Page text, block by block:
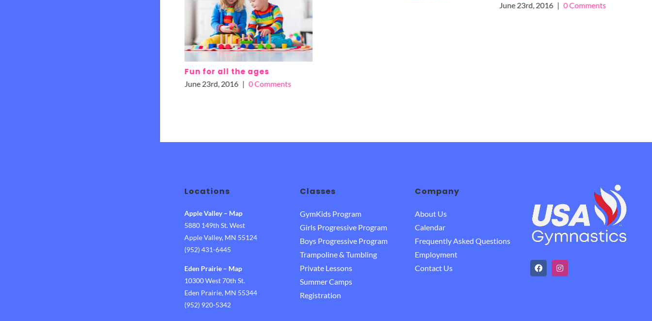
Fun for all the ages
June 23rd, 2016 | 0 Comments
June 23rd, 2016 | 0 Comments
Locations
Apple Valley– Map
5880 149th St. West
Apple Valley, MN 55124
(952) 431-6445
Eden Prairie– Map
10300 West 70th St.
Eden Prairie, MN 55344
(952) 920-5342
Classes
GymKids Program
Girls Progressive Program
Boys Progressive Program
Trampoline & Tumbling
Private Lessons
Summer Camps
Registration
Company
About Us
Calendar
Frequently Asked Questions
Employment
Contact Us